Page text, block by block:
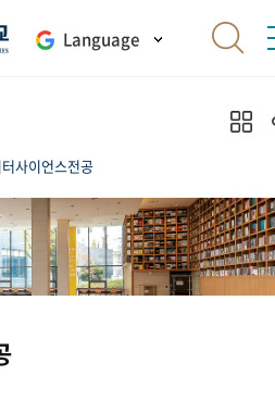
Language
사이언스전공